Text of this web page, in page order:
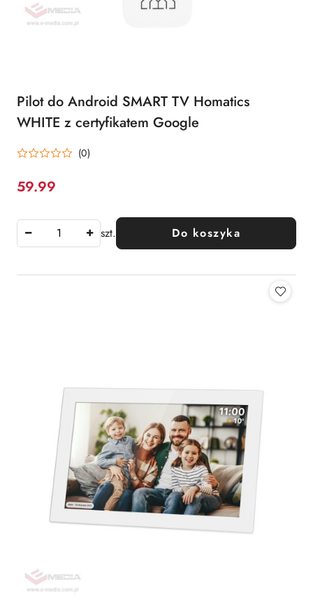
Pilot do Android SMART TV Homatics
WHITE z certyfikatem Google
(0)
Cena:
59.99
szt. Do koszyka